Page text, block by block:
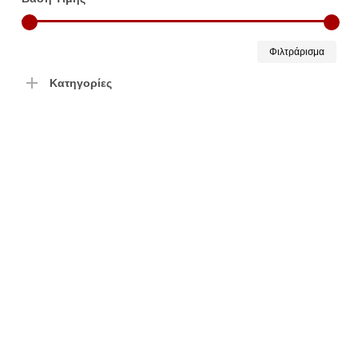
Φιλτράρισμα
Κατηγορίες